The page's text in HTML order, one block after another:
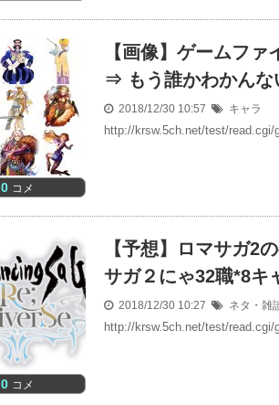
0 コメ
【画像】ゲームフ
⇒ もう誰かわかんな
2018/12/30 10:57 キャラ
http://krsw.5ch.net/test/
0 コメ
【予想】ロマサガ2
サガ２にゃ32職*8キ
2018/12/30 10:27 ネタ・雑
http://krsw.5ch.net/test/